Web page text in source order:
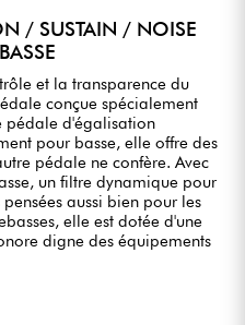
/ SUSTAIN / NOISE
et la transparence du
conçue spécialement
pédale d'égalisation
pour basse, elle offre des
pédale ne confère. Avec
un filtre dynamique pour
aussi bien pour les
elle est dotée d'une
digne des équipements